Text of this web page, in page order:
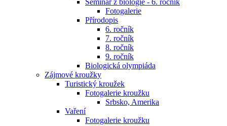
Seminář z biologie - 6. ročník
Fotogalerie
Přírodopis
6. ročník
7. ročník
8. ročník
9. ročník
Biologická olympiáda
Zájmové kroužky
Turistický kroužek
Fotogalerie kroužku
Srbsko, Amerika
Vaření
Fotogalerie kroužku